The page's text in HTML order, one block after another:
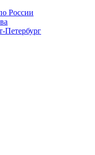
России
Петербург